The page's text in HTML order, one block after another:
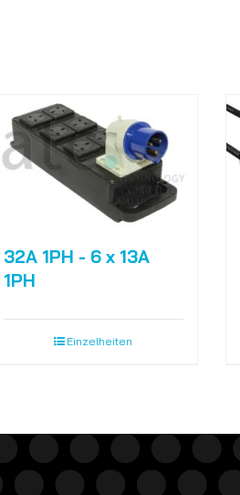
32A 1PH - 6 x 13A
1PH
Einzelheiten